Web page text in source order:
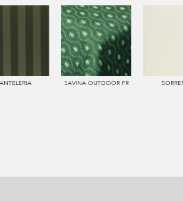
SAVINA OUTDOOR FR